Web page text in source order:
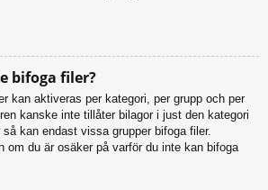
bifoga filer?
kan aktiveras per kategori, per grupp och per
kanske inte tillåter bilagor i just den kategori
kan endast vissa grupper bifoga filer.
om du är osäker på varför du inte kan bifoga